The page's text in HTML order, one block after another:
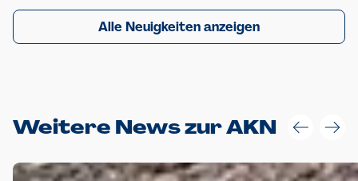
Alle Neuigkeiten anzeigen
Weitere News zur AKN